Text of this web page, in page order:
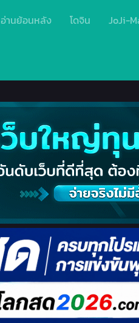
อ่านย้อนหลัง โดจิน JoJi-